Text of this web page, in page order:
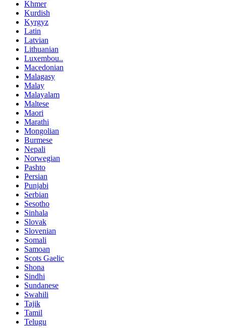
Khmer
Kurdish
Kyrgyz
Latin
Latvian
Lithuanian
Luxembou..
Macedonian
Malagasy
Malay
Malayalam
Maltese
Maori
Marathi
Mongolian
Burmese
Nepali
Norwegian
Pashto
Persian
Punjabi
Serbian
Sesotho
Sinhala
Slovak
Slovenian
Somali
Samoan
Scots Gaelic
Shona
Sindhi
Sundanese
Swahili
Tajik
Tamil
Telugu